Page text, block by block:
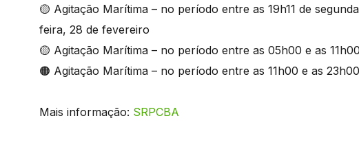
🟡 Agitação Marítima – no período entre as 19h11 de
feira, 28 de fevereiro
🟡 Agitação Marítima – no período entre as 05h00 e as
🟠 Agitação Marítima – no período entre as 11h00 e as
Mais informação: SRPCBA